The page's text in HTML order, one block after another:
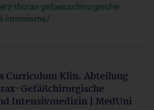
thorax-gefaesschirurgische-
intensivme/
Curriculum Klin. Abteilung
Gefäßchirurgische
Intensivmedizin | MedUni